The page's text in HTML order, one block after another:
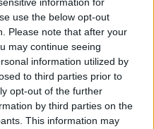
use the below opt-out
Please note that after your
may continue seeing
information utilized by
to third parties prior to
opt-out of the further
by third parties on the
This information may
Ryliškis
standartinė
pažeistą produkciją
kiekvienoje